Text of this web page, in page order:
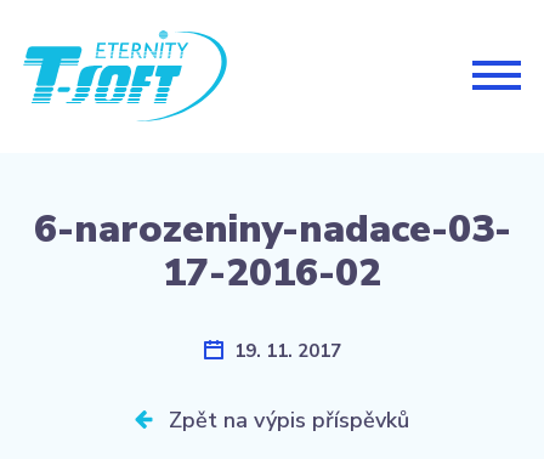
6-narozeniny-nadace-03-
17-2016-02
19. 11. 2017
Zpět na výpis příspěvků